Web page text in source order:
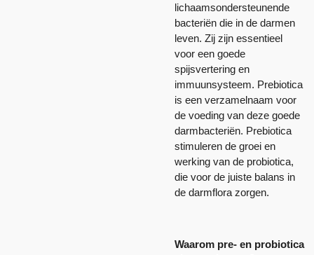
lichaamsondersteunende
bacteriën die in de darmen
leven. Zij zijn essentieel
voor een goede
spijsvertering en
immuunsysteem. Prebiotica
is een verzamelnaam voor
de voeding van deze goede
darmbacteriën. Prebiotica
stimuleren de groei en
werking van de probiotica,
die voor de juiste balans in
de darmflora zorgen.
Waarom pre- en probiotica